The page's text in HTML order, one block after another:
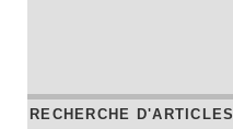
RECHERCHE D'ARTICLES